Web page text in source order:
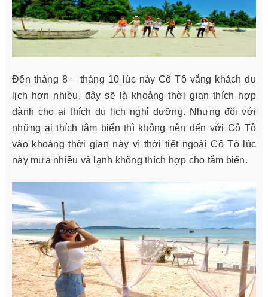
Đến tháng 8 – tháng 10 lúc này Cô Tô vắng khách du
lịch hơn nhiều, đây sẽ là khoảng thời gian thích hợp
dành cho ai thích du lịch nghỉ dưỡng. Nhưng đối với
những ai thích tắm biển thì không nên đến với Cô Tô
vào khoảng thời gian này vì thời tiết ngoài Cô Tô lúc
này mưa nhiều và lạnh không thích hợp cho tắm biển.